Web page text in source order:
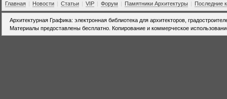
Главная | Новости | Статьи | VIP | Форум | Памятники Архитектуры | Последние
Архитектурная Графика: электронная библиотека для архитекторов,
Материалы предоставлены бесплатно. Копирование и коммерческое